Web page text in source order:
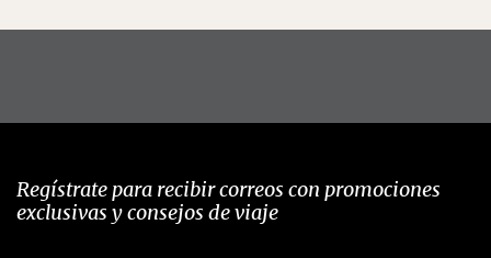
Regístrate para recibir correos con promociones
exclusivas y consejos de viaje